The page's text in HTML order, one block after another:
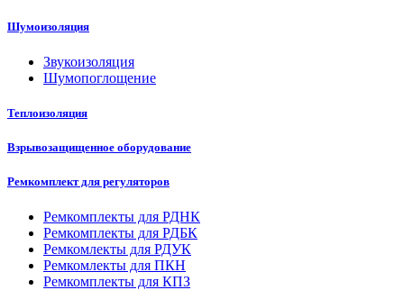
Шумоизоляция
Звукоизоляция
Шумопоглощение
Теплоизоляция
Взрывозащищенное оборудование
Ремкомплект для регуляторов
Ремкомплекты для РДНК
Ремкомплекты для РДБК
Ремкомлекты для РДУК
Ремкомлекты для ПКН
Ремкомплекты для КПЗ